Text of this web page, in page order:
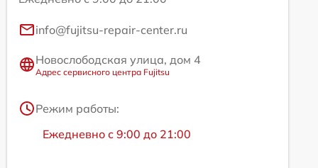
info@fujitsu-repair-center.ru
Новослободская улица, дом 4
Адрес сервисного центра Fujitsu
Режим работы:
Ежедневно с 9:00 до 21:00